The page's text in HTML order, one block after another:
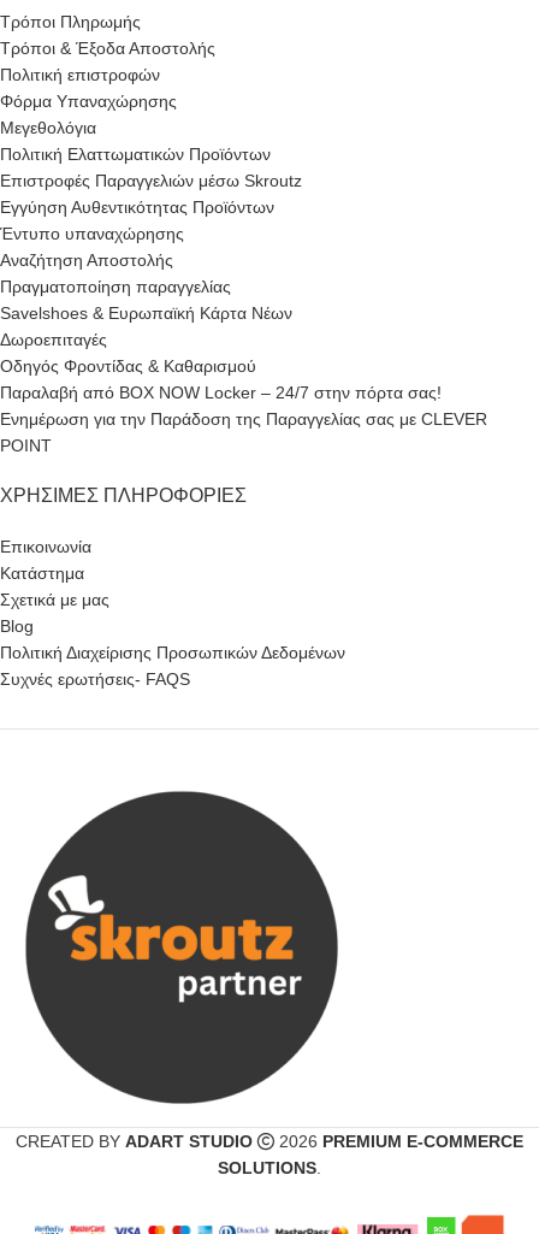
Τρόποι Πληρωμής
Τρόποι & Έξοδα Αποστολής
Πολιτική επιστροφών
Φόρμα Υπαναχώρησης
Μεγεθολόγια
Πολιτική Ελαττωματικών Προϊόντων
Επιστροφές Παραγγελιών μέσω Skroutz
Εγγύηση Αυθεντικότητας Προϊόντων
Έντυπο υπαναχώρησης
Αναζήτηση Αποστολής
Πραγματοποίηση παραγγελίας
Savelshoes & Ευρωπαϊκή Κάρτα Νέων
Δωροεπιταγές
Οδηγός Φροντίδας & Καθαρισμού
Παραλαβή από BOX NOW Locker – 24/7 στην πόρτα σας!
Ενημέρωση για την Παράδοση της Παραγγελίας σας με CLEVER
POINT
ΧΡΉΣΙΜΕΣ ΠΛΗΡΟΦΟΡΊΕΣ
Επικοινωνία
Κατάστημα
Σχετικά με μας
Blog
Πολιτική Διαχείρισης Προσωπικών Δεδομένων
Συχνές ερωτήσεις- FAQS
CREATED BY ADART STUDIO 2026 PREMIUM E-COMMERCE
SOLUTIONS.